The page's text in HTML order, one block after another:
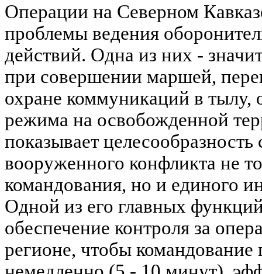
Операции на Северном
проблемы ведения
действий. Одна из них -
при совершении маршей,
охране коммуникаций в тылу,
режима на освобожденной
показывает целесообразность
вооруженного конфликта не
командования, но и единого
Одной из его главных
обеспечение контроля за
регионе, чтобы